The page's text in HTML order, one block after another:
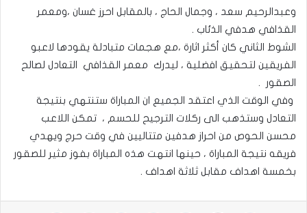
وعبدالرحيم سعد ، وجمال الحاج ، بالمقابل احرز غسان ،ومعمر
القذافي هدفي الذئاب .
الشوط الثاني كان أكثر اثارة ،مع هجمات متبادلة يقودها لاعبو
الفريقين لتحقيق افضلية ، ليدرك معمر القذافي التعادل لصالح
الصقور .
وفي الوقت الذي اعتقد الجميع ان المباراة ستنتهي بنتيجة
التعادل وستذهب الى ركلات الترجيح للحسم ، تمكن اللاعب
محسن الحوص من احراز هدفين متتاليين في وقت حرج ويهدي
فريقه نتيجة المباراة ، حينها انتهت هذه المباراة بفوز مثير للصقور
بخمسة اهداف مقابل ثلاثة اهداف .